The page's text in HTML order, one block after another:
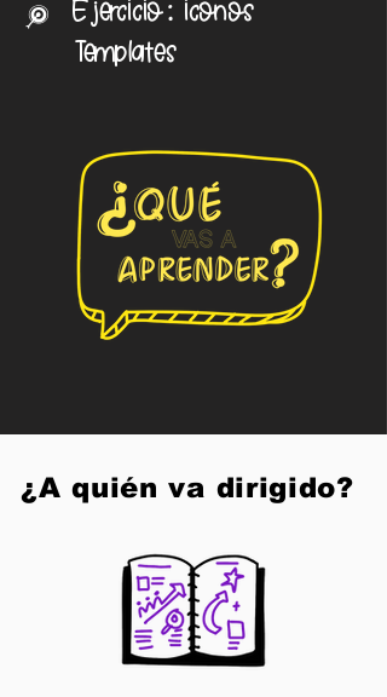
J
Ejercicio: iconos
Templates
¿A quién va dirigido?